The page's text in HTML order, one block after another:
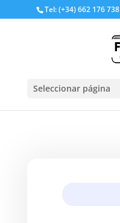
Tel: (+34) 662 176 738
Seleccionar página